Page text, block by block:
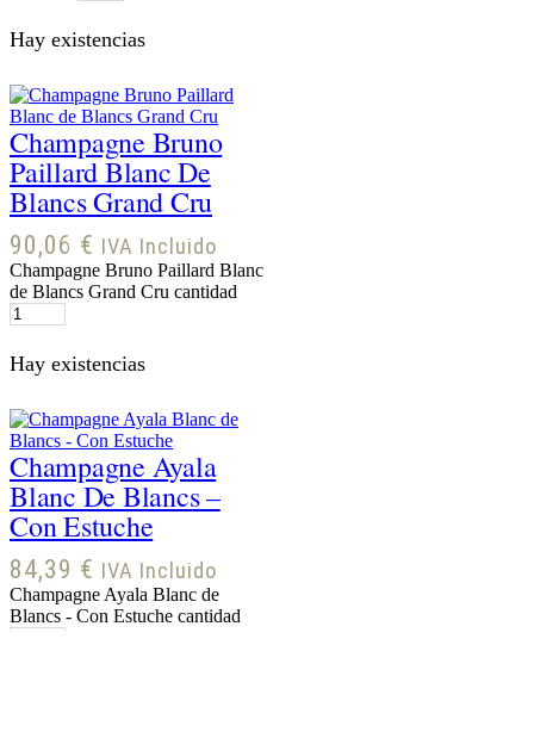
Hay existencias
Champagne Bruno
Paillard Blanc De
Blancs Grand Cru
90,06 € IVA Incluido
Champagne Bruno Paillard Blanc
de Blancs Grand Cru cantidad
Hay existencias
Champagne Ayala
Blanc De Blancs –
Con Estuche
84,39 € IVA Incluido
Champagne Ayala Blanc de
Blancs - Con Estuche cantidad